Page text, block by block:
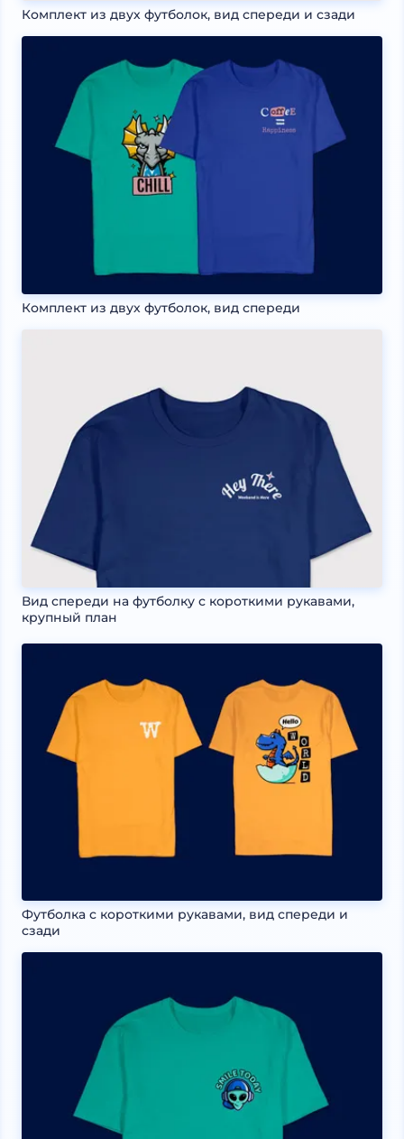
Комплект из двух футболок, вид спереди и сзади
Комплект из двух футболок, вид спереди
Вид спереди на футболку с короткими рукавами,
крупный план
Футболка с короткими рукавами, вид спереди и
сзади